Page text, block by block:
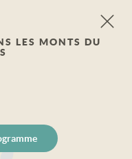
LES MONTS DU